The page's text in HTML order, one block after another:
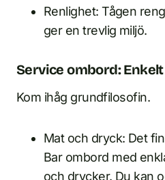
Renlighet: Tågen
ger en trevlig miljö.
Service ombord:
Kom ihåg grundfilosofin.
Mat och dryck: Det
Bar ombord med
och drycker. Du kan